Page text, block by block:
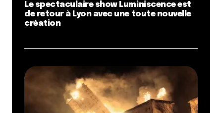
Le spectaculaire show Luminiscence est
de retour à Lyon avec une toute nouvelle
création